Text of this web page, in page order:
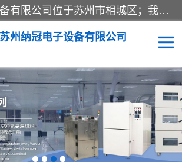
苏州纳冠电子设备有限公司位于苏州市相城区；我司依托国外先进技术结合国内用户的需求，为客户提供具有WMS功能的超低湿快速除湿电子防潮，压缩空气连续干燥柜、智能物料管理氮气储物柜、自制氮氮气柜、防潮氮气组合柜、不锈钢洁净氮气柜、洁净储物柜、石墨舟柜、亮灯导引丝网板存储柜、PCB柔性板气密干燥柜等
苏州纳冠电子设备有限公司
氮气柜
干燥箱